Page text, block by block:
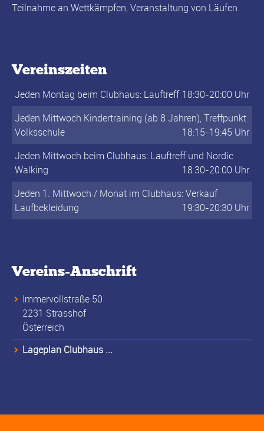
Teilnahme an Wettkämpfen, Veranstaltung von Läufen.
Vereinszeiten
Jeden Montag beim Clubhaus: Lauftreff 18:30-20:00 Uhr
Jeden Mittwoch Kindertraining (ab 8 Jahren), Treffpunkt
Volksschule
18:15-19:45 Uhr
Jeden Mittwoch beim Clubhaus: Lauftreff und Nordic
Walking
18:30-20:00 Uhr
Jeden 1. Mittwoch / Monat im Clubhaus: Verkauf
Laufbekleidung
19:30-20:30 Uhr
Vereins-Anschrift
Immervollstraße 50
2231 Strasshof
Österreich
Lageplan Clubhaus ...